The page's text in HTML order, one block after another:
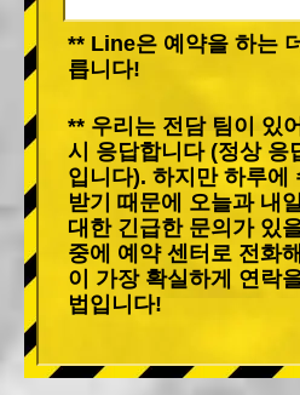
** Line은 예약을 하는
릅니다!
** 우리는 전담 팀이 있
시 응답합니다 (정상 응
입니다). 하지만 하루에
받기 때문에 오늘과 내
대한 긴급한 문의가 있
중에 예약 센터로 전화
이 가장 확실하게 연락
법입니다!